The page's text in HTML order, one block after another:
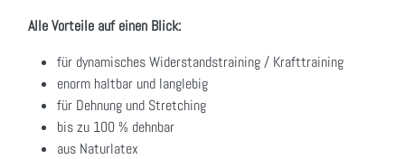
Alle Vorteile auf einen Blick:
für dynamisches Widerstandstraining / Krafttraining
enorm haltbar und langlebig
für Dehnung und Stretching
bis zu 100 % dehnbar
aus Naturlatex